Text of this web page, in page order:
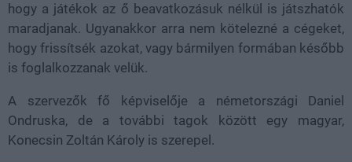
hogy a játékok az ő beavatkozásuk nélkül is játszhatók
maradjanak. Ugyanakkor arra nem kötelezné a cégeket,
hogy frissítsék azokat, vagy bármilyen formában később
is foglalkozzanak velük.
A szervezők fő képviselője a németországi Daniel
Ondruska, de a további tagok között egy magyar,
Konecsin Zoltán Károly is szerepel.